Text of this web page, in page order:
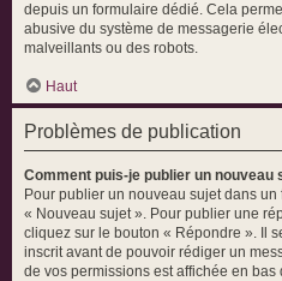
depuis un formulaire dédié. Cela
abusive du système de messagerie
malveillants ou des robots.
Haut
Problèmes de publication
Comment puis-je publier un nouveau
Pour publier un nouveau sujet dans
« Nouveau sujet ». Pour publier une
cliquez sur le bouton « Répondre ». Il
inscrit avant de pouvoir rédiger un
de vos permissions est affichée en bas